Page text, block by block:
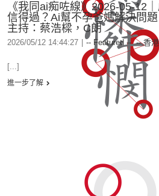
《我同ai痴咗線》2026-05-12
信得過？Ai幫不孕爸媽解決問題
主持：蔡浩樑，C朗
2026/05/12 14:44:27 -- Featured --,-- 香
[...]
進一步了解